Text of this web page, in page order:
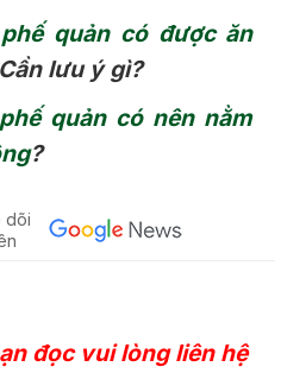
quản có được ăn
lưu ý gì?
quản có nên nằm
?
dõi
đọc vui lòng liên hệ